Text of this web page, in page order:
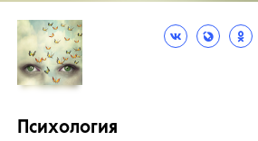
Психология